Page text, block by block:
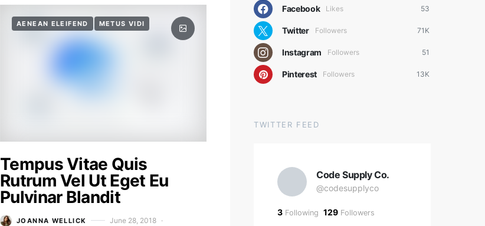
AENEAN ELEIFEND METUS VIDI
Tempus Vitae Quis
Rutrum Vel Ut Eget Eu
Pulvinar Blandit
JOANNA WELLICK
June 28, 2018
Facebook 53
Likes
Twitter 71K
Followers
Instagram 51
Followers
Pinterest 13K
Followers
TWITTER FEED
Code Supply Co.
@codesupplyco
3 Following 129 Followers